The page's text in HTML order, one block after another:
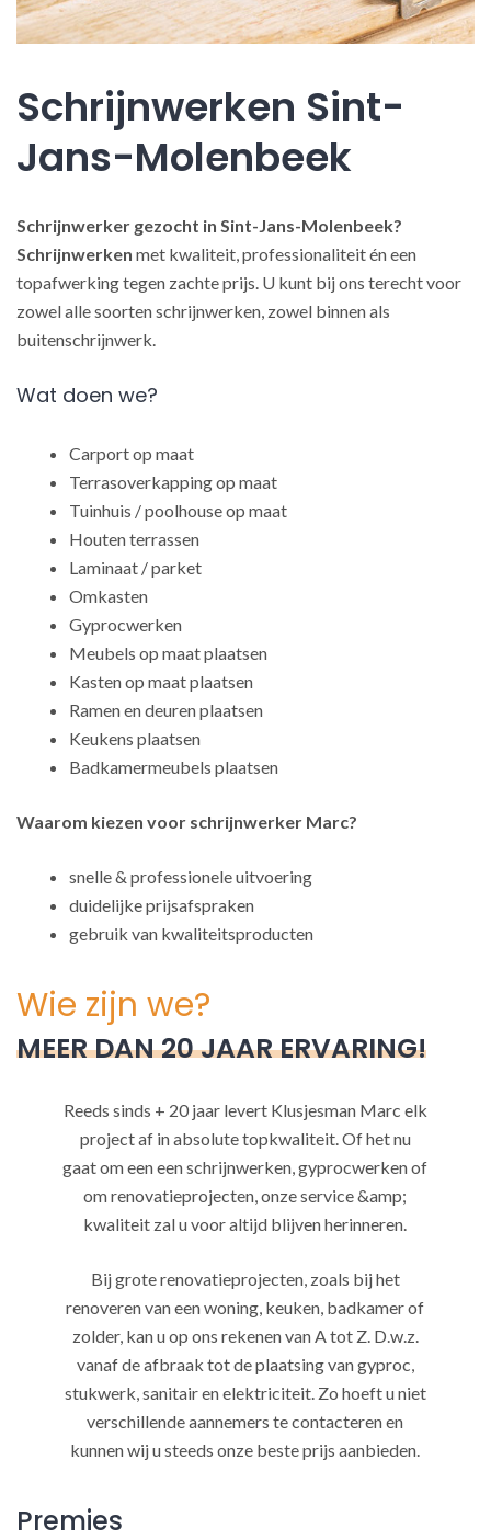
Schrijnwerken Sint-
Jans-Molenbeek
Schrijnwerker gezocht in Sint-Jans-Molenbeek?
Schrijnwerken met kwaliteit, professionaliteit én een
topafwerking tegen zachte prijs. U kunt bij ons terecht voor
zowel alle soorten schrijnwerken, zowel binnen als
buitenschrijnwerk.
Wat doen we?
Carport op maat
Terrasoverkapping op maat
Tuinhuis / poolhouse op maat
Houten terrassen
Laminaat / parket
Omkasten
Gyprocwerken
Meubels op maat plaatsen
Kasten op maat plaatsen
Ramen en deuren plaatsen
Keukens plaatsen
Badkamermeubels plaatsen
Waarom kiezen voor schrijnwerker Marc?
snelle & professionele uitvoering
duidelijke prijsafspraken
gebruik van kwaliteitsproducten
Wie zijn we?
MEER DAN 20 JAAR ERVARING!
Reeds sinds + 20 jaar levert Klusjesman Marc elk
project af in absolute topkwaliteit. Of het nu
gaat om een een schrijnwerken, gyprocwerken of
om renovatieprojecten, onze service &amp;
kwaliteit zal u voor altijd blijven herinneren.
Bij grote renovatieprojecten, zoals bij het
renoveren van een woning, keuken, badkamer of
zolder, kan u op ons rekenen van A tot Z. D.w.z.
vanaf de afbraak tot de plaatsing van gyproc,
stukwerk, sanitair en elektriciteit. Zo hoeft u niet
verschillende aannemers te contacteren en
kunnen wij u steeds onze beste prijs aanbieden.
Premies